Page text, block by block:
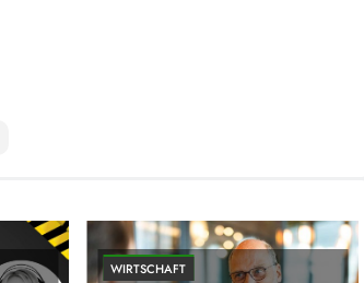
WIRTSCHAFT